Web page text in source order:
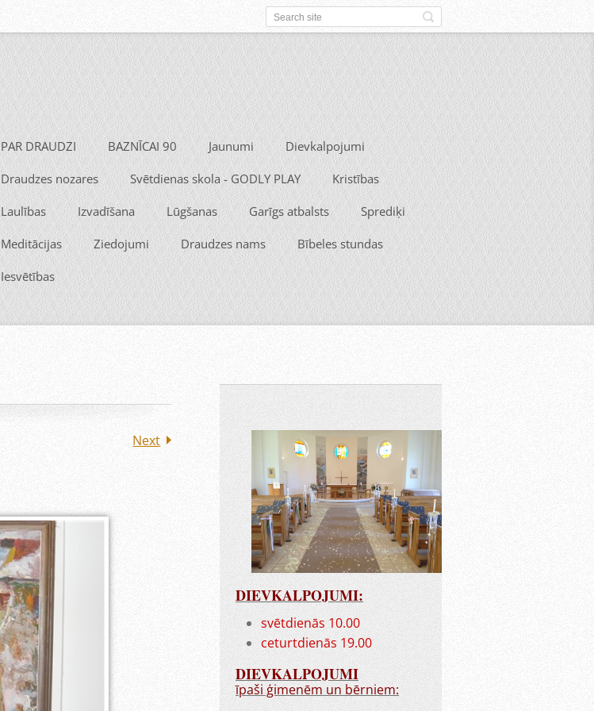
PAR DRAUDZI BAZNĪCAI 90 Jaunumi Dievkalpojumi
Draudzes nozares Svētdienas skola - GODLY PLAY Kristības
Laulības Izvadīšana Lūgšanas Garīgs atbalsts Sprediķi
Meditācijas Ziedojumi Draudzes nams Bībeles stundas
Iesvētības
Next
DIEVKALPOJUMI:
svētdienās 10.00
ceturtdienās 19.00
DIEVKALPOJUMI
īpaši ģimenēm un bērniem: